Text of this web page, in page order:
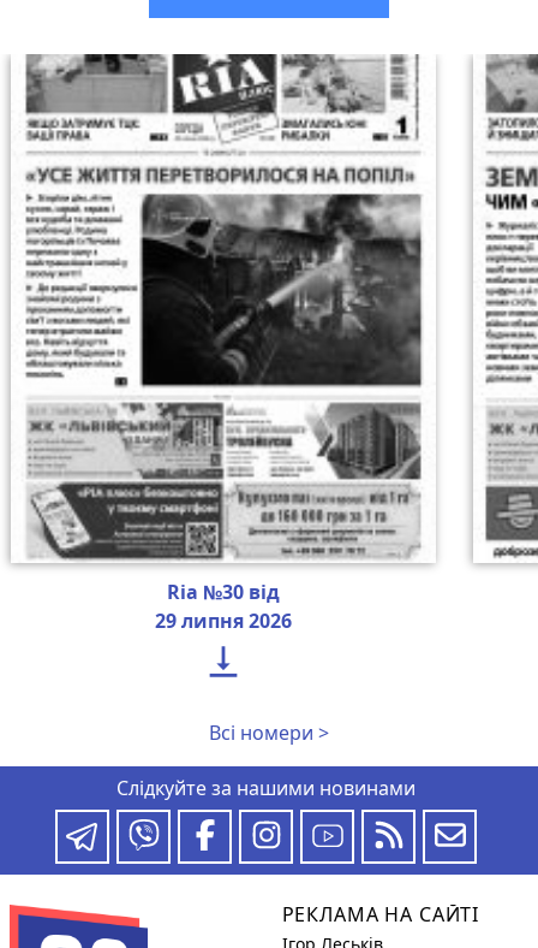
Ria №30 від
29 липня 2026

Всі номери >
Слідкуйте за нашими новинами
РЕКЛАМА НА САЙТІ